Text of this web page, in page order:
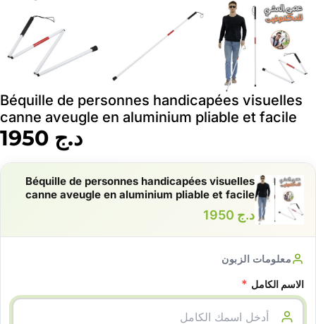
Béquille de personnes handicapées visuelles
canne aveugle en aluminium pliable et facile
د.ج
Béquille de personnes handicapées visuelles
canne aveugle en aluminium pliable et facile
د.ج
معلومات الزبون
الاسم الكامل *